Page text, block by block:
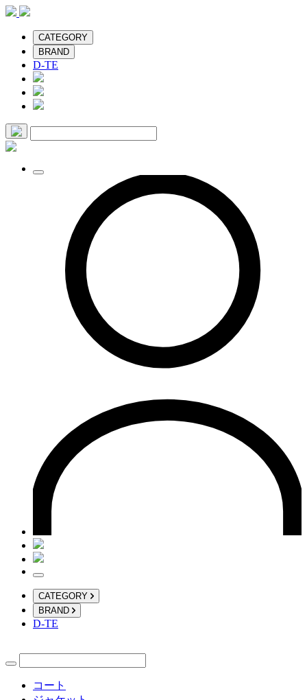
CATEGORY
BRAND
D-TE
CATEGORY
BRAND
D-TE
コート